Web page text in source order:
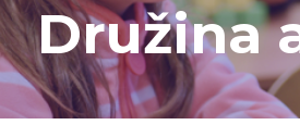
Družina